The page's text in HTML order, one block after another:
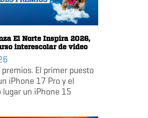
El Norte Inspira 2026,
interescolar de video
premios. El primer puesto
iPhone 17 Pro y el
lugar un iPhone 15